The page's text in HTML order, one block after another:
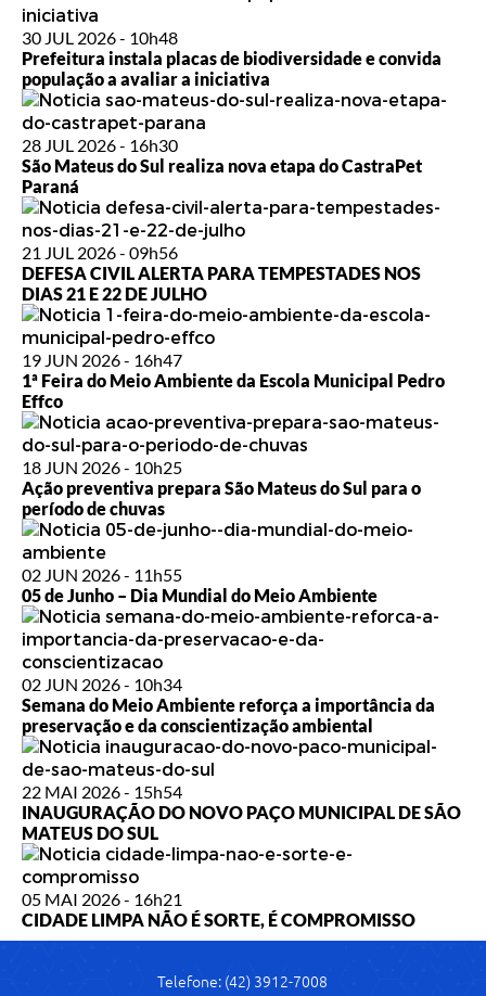
30 JUL 2026 - 10h48
Prefeitura instala placas de biodiversidade e convida
população a avaliar a iniciativa
28 JUL 2026 - 16h30
São Mateus do Sul realiza nova etapa do CastraPet
Paraná
21 JUL 2026 - 09h56
DEFESA CIVIL ALERTA PARA TEMPESTADES NOS
DIAS 21 E 22 DE JULHO
19 JUN 2026 - 16h47
1ª Feira do Meio Ambiente da Escola Municipal Pedro
Effco
18 JUN 2026 - 10h25
Ação preventiva prepara São Mateus do Sul para o
período de chuvas
02 JUN 2026 - 11h55
05 de Junho – Dia Mundial do Meio Ambiente
02 JUN 2026 - 10h34
Semana do Meio Ambiente reforça a importância da
preservação e da conscientização ambiental
22 MAI 2026 - 15h54
INAUGURAÇÃO DO NOVO PAÇO MUNICIPAL DE SÃO
MATEUS DO SUL
05 MAI 2026 - 16h21
CIDADE LIMPA NÃO É SORTE, É COMPROMISSO
Telefone: (42) 3912-7008